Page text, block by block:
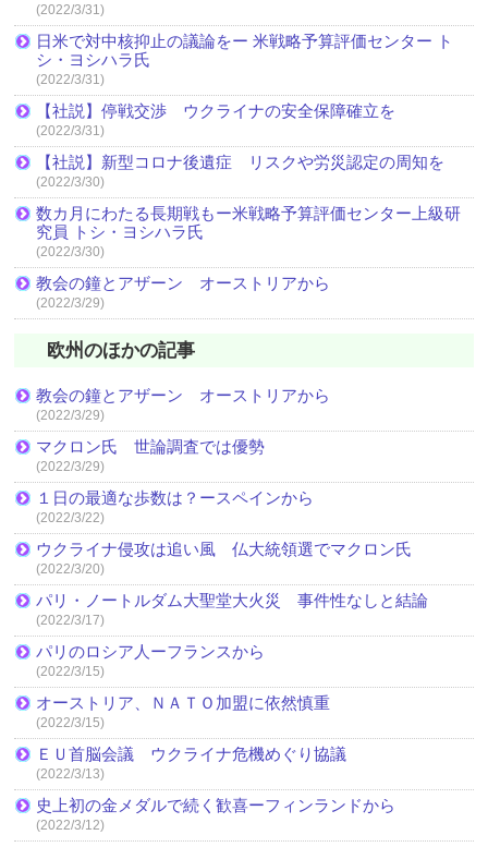
(2022/3/31)
日米で対中核抑止の議論をー 米戦略予算評価センター ト
シ・ヨシハラ氏
(2022/3/31)
【社説】停戦交渉 ウクライナの安全保障確立を
(2022/3/31)
【社説】新型コロナ後遺症 リスクや労災認定の周知を
(2022/3/30)
数カ月にわたる長期戦もー米戦略予算評価センター上級研
究員 トシ・ヨシハラ氏
(2022/3/30)
教会の鐘とアザーン オーストリアから
(2022/3/29)
欧州のほかの記事
教会の鐘とアザーン オーストリアから
(2022/3/29)
マクロン氏 世論調査では優勢
(2022/3/29)
１日の最適な歩数は？ースペインから
(2022/3/22)
ウクライナ侵攻は追い風 仏大統領選でマクロン氏
(2022/3/20)
パリ・ノートルダム大聖堂大火災 事件性なしと結論
(2022/3/17)
パリのロシア人ーフランスから
(2022/3/15)
オーストリア、ＮＡＴＯ加盟に依然慎重
(2022/3/15)
ＥＵ首脳会議 ウクライナ危機めぐり協議
(2022/3/13)
史上初の金メダルで続く歓喜ーフィンランドから
(2022/3/12)